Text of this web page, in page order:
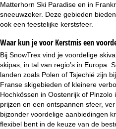
Matterhorn Ski Paradise en in
sneeuwzeker. Deze gebieden
ook een feestelijke kerstsfeer.
Waar kun je voor Kerstmis een
Bij SnowTrex vind je voordelige
skipas, in tal van regio’s in Europa.
landen zoals Polen of Tsjechië zijn
Franse skigebieden of kleinere
Hochkössen in Oostenrijk of
prijzen en een ontspannen sfeer,
bijzonder voordelige aanbiedingen
flexibel bent in de keuze van de